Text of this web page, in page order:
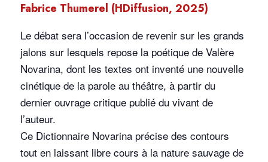
Fabrice Thumerel (HDiffusion, 2025)
Le débat sera l’occasion de revenir sur les grands
jalons sur lesquels repose la poétique de Valère
Novarina, dont les textes ont inventé une nouvelle
cinétique de la parole au théâtre, à partir du
dernier ouvrage critique publié du vivant de
l’auteur.
Ce Dictionnaire Novarina précise des contours
tout en laissant libre cours à la nature sauvage de